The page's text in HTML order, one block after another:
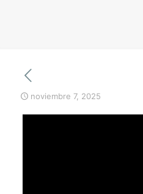
noviembre 7, 2025